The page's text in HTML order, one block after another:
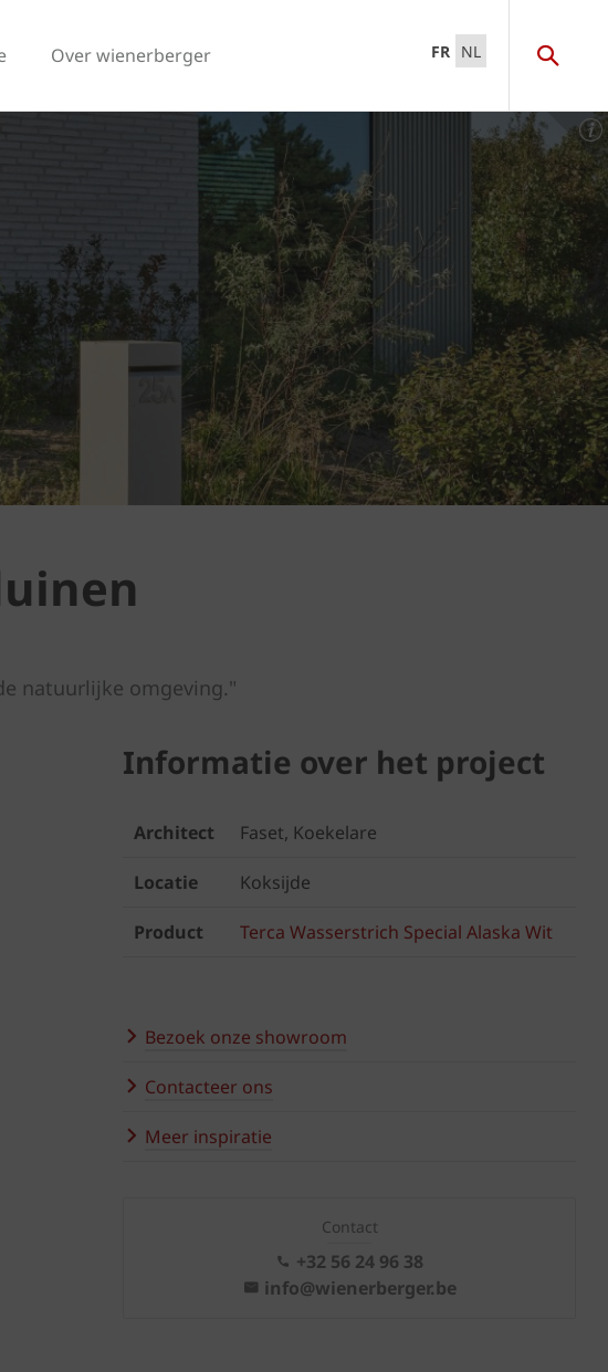
Over wienerberger FR NL
natuurlijke omgeving."
Informatie over het project
Architect Faset, Koekelare
Locatie Koksijde
Product Terca Wasserstrich Special Alaska Wit
Bezoek onze showroom
Contacteer ons
Meer inspiratie
Contact
+32 56 24 96 38
info@wienerberger.be